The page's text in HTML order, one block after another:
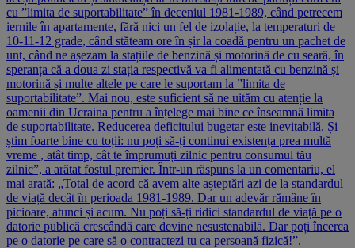
cu ”limita de suportabilitate” în deceniul 1981-1989, când petrecem
iernile în apartamente, fără nici un fel de izolație, la temperaturi de
10-11-12 grade, când stăteam ore în șir la coadă pentru un pachet de
unt, când ne așezam la stațiile de benzină și motorină de cu seară, în
speranța că a doua zi stația respectivă va fi alimentată cu benzină și
motorină și multe altele pe care le suportam la ”limita de
suportabilitate”. Mai nou, este suficient să ne uităm cu atenție la
oamenii din Ucraina pentru a înțelege mai bine ce înseamnă limita
de suportabilitate. Reducerea deficitului bugetar este inevitabilă. Și
știm foarte bine cu toții: nu poți să-ți continui existența prea multă
vreme , atât timp, cât te împrumuți zilnic pentru consumul tău
zilnic”, a arătat fostul premier. Într-un răspuns la un comentariu, el
mai arată: „Total de acord că avem alte așteptări azi de la standardul
de viață decât în perioada 1981-1989. Dar un adevăr rămâne în
picioare, atunci și acum. Nu poți să-ți ridici standardul de viață pe o
datorie publică crescândă care devine nesustenabilă. Dar poți încerca
pe o datorie pe care să o contractezi tu ca persoană fizică!”.